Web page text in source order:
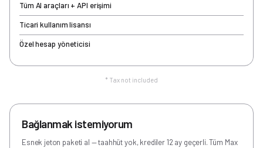
Tüm AI araçları + API erişimi
Ticari kullanım lisansı
Özel hesap yöneticisi
* Tax not included
Bağlanmak istemiyorum
Esnek jeton paketi al — taahhüt yok, krediler 12 ay geçerli. Tüm Max